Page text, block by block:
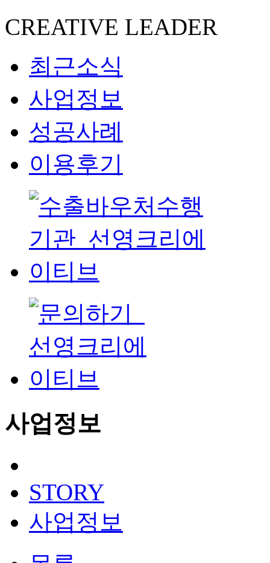
CREATIVE LEADER
최근소식
사업정보
성공사례
이용후기
사업정보
STORY
사업정보